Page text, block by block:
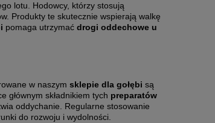
lotu. Hodowcy, którzy stosują
Produkty te skutecznie wspierają walkę
pomaga utrzymać drogi oddechowe u
w naszym sklepie dla gołębi są
głównym składnikiem tych preparatów
oddychanie. Regularne stosowanie
do rozwoju i wydolności.